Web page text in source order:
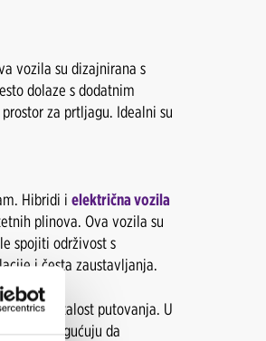
vozila su dizajnirana s
dolaze s dodatnim
za prtljagu. Idealni su
Hibridi i električna vozila
plinova. Ova vozila su
spojiti održivost s
i česta zaustavljanja.
i učestalost putovanja. U
vam omogućuju da